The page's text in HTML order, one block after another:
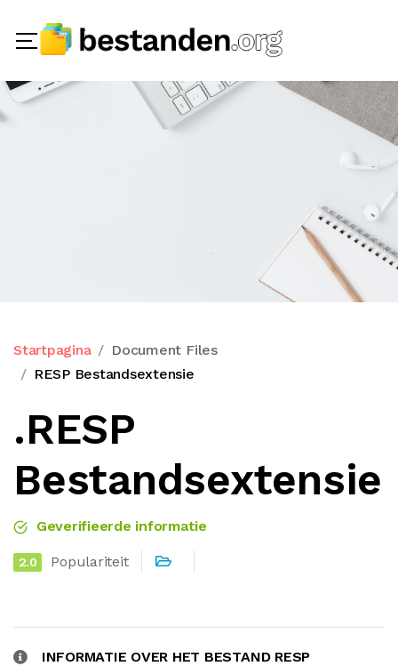
Startpagina
Document Files
RESP Bestandsextensie
.RESP
Bestandsextensie
Geverifieerde informatie
2.0 Populariteit
INFORMATIE OVER HET BESTAND RESP